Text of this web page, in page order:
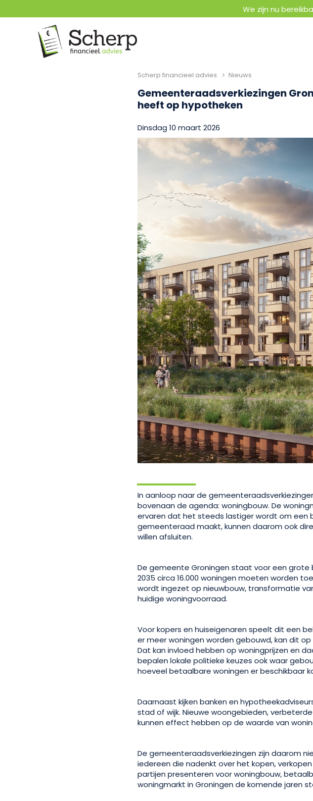
We zijn nu
Scherp financieel advies Nieuws
Gemeenteraadsverkiezingen
heeft op hypotheken
Dinsdag 10 maart 2026
In aanloop naar de
bovenaan de agenda: woningbouw. De
ervaren dat het steeds lastiger wordt om een
gemeenteraad maakt, kunnen daarom ook
willen afsluiten.
De gemeente Groningen staat voor een
2035 circa 16.000 woningen moeten worden
wordt ingezet op nieuwbouw, transformatie
huidige woningvoorraad.
Voor kopers en huiseigenaren speelt dit een
er meer woningen worden gebouwd, kan dit
Dat kan invloed hebben op woningprijzen en
bepalen lokale politieke keuzes ook waar
hoeveel betaalbare woningen er beschikbaar
Daarnaast kijken banken en
stad of wijk. Nieuwe woongebieden,
kunnen effect hebben op de waarde van
De gemeenteraadsverkiezingen zijn daarom
iedereen die nadenkt over het kopen,
partijen presenteren voor woningbouw,
woningmarkt in Groningen de komende jaren